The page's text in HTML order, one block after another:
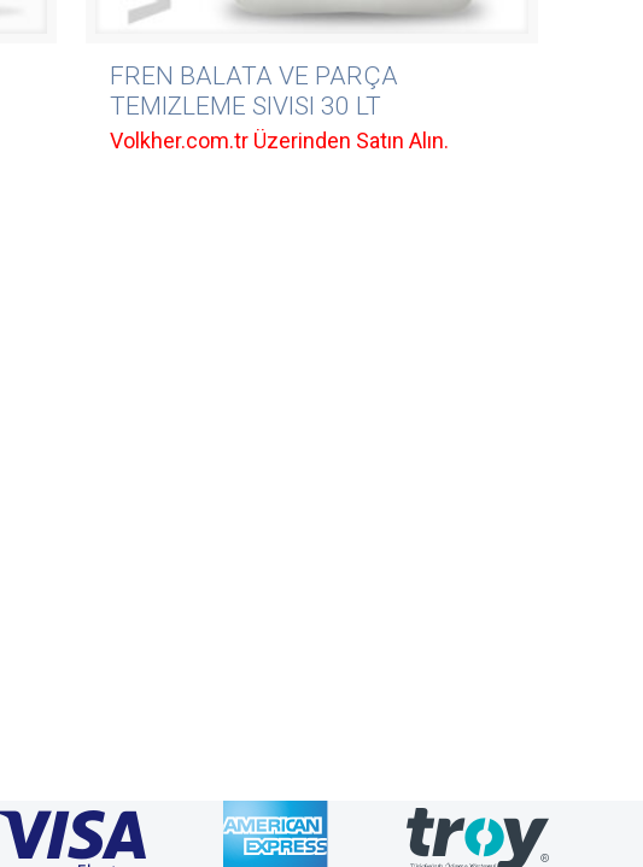
FREN BALATA VE PARÇA
TEMIZLEME SIVISI 30 LT
Volkher.com.tr Üzerinden Satın Alın.